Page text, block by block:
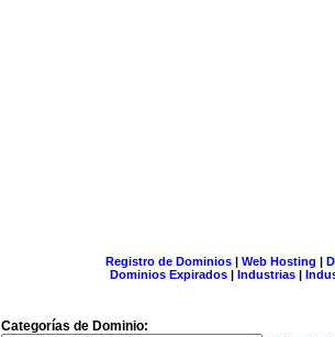
Registro de Dominios| Web Hosting |
Dominios Expirados | Industrias |
Categorías de Dominio: